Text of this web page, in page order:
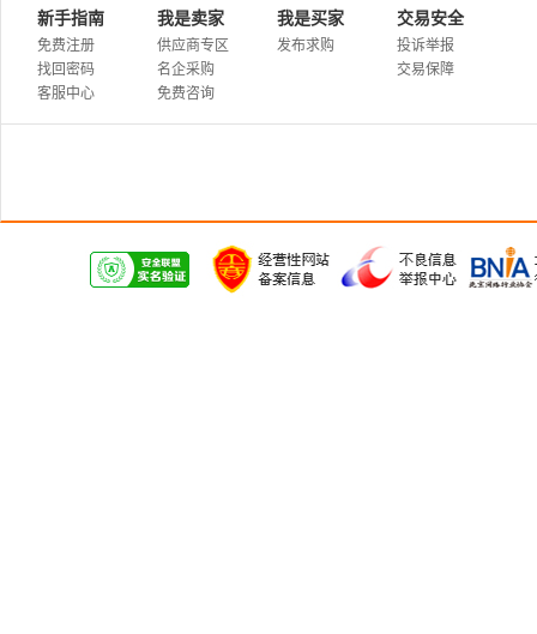
新手指南
免费注册
找回密码
客服中心
我是卖家
供应商专区
名企采购
免费咨询
我是买家
发布求购
交易安全
投诉举报
交易保障